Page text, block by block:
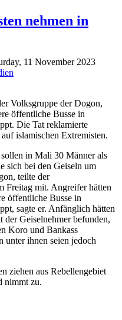
nehmen in
11 November 2023
Volksgruppe der Dogon,
öffentliche Busse in
Die Tat reklamierte
islamischen Extremisten.
in Mali 30 Männer als
sich bei den Geiseln um
teilte der
Freitag mit. Angreifer hätten
öffentliche Busse in
sagte er. Anfänglich hätten
Geiselnehmer befunden,
Koro und Bankass
unter ihnen seien jedoch
ziehen aus Rebellengebiet
nimmt zu.